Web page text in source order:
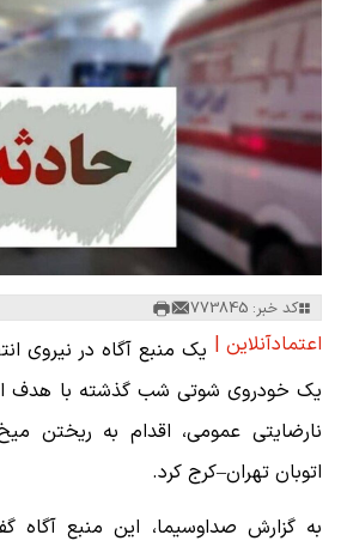
کد خبر: 773845
اعتمادآنلاین | یک منبع آگاه در نیروی
یک خودروی شوتی شب گذشته با هدف
نارضایتی عمومی، اقدام به ریختن
اتوبان تهران–کرج کرد.
به گزارش صداوسیما، این منبع